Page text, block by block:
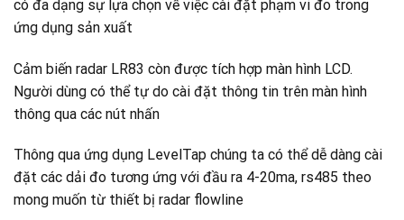
có đa dạng sự lựa chọn về việc cài đặt phạm vi đo trong
ứng dụng sản xuất
Cảm biến radar LR83 còn được tích hợp màn hình LCD.
Người dùng có thể tự do cài đặt thông tin trên màn hình
thông qua các nút nhấn
Thông qua ứng dụng LevelTap chúng ta có thể dễ dàng cài
đặt các dải đo tương ứng với đầu ra 4-20ma, rs485 theo
mong muốn từ thiết bị radar flowline